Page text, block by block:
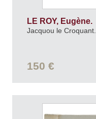
LE ROY, Eugène.
Jacquou le Croquant.
150 €